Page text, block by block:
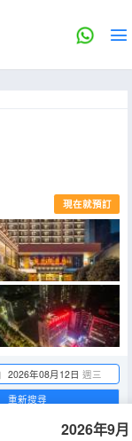
現在就預訂
2026年08月12日 週三
2026年9月
重新搜尋